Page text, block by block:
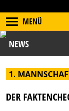
MENÜ
NEWS
1.
DER